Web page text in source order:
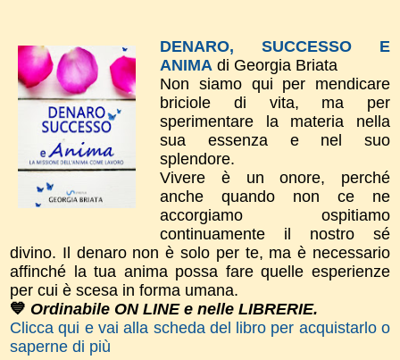
DENARO, SUCCESSO E
ANIMA di Georgia Briata
Non siamo qui per mendicare
briciole di vita, ma per
sperimentare la materia nella
sua essenza e nel suo
splendore.
Vivere è un onore, perché
anche quando non ce ne
accorgiamo ospitiamo
continuamente il nostro sé
divino. Il denaro non è solo per te, ma è necessario
affinché la tua anima possa fare quelle esperienze
per cui è scesa in forma umana.
💙 Ordinabile ON LINE e nelle LIBRERIE.
Clicca qui e vai alla scheda del libro per acquistarlo o
saperne di più